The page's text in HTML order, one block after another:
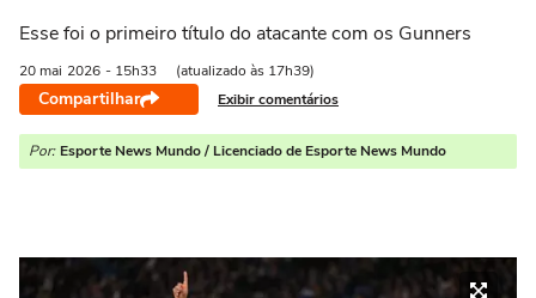
Esse foi o primeiro título do atacante com os Gunners
20 mai 2026 - 15h33 (atualizado às 17h39)
Compartilhar Exibir comentários
Por: Esporte News Mundo / Licenciado de Esporte News Mundo